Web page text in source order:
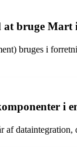
bruge Mart
bruges i
i
af